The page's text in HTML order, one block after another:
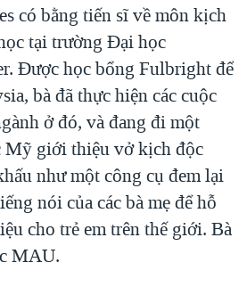
CON ĐƯỜNG
HẠ 'BÊN THẮNG CUỘC'
VÀ NAY
AFGHANISTAN
Ở VIỆT NAM
KIM TẠI VIỆT NAM
CHÍNH PHỦ VIỆT NAM
có bằng tiến sĩ về môn kịch
tại trường Đại học
Được học bổng Fulbright để
bà đã thực hiện các cuộc
ở đó, và đang đi một
Mỹ giới thiệu vở kịch độc
như một công cụ đem lại
nói của các bà mẹ để hỗ
cho trẻ em trên thế giới. Bà
MAU.